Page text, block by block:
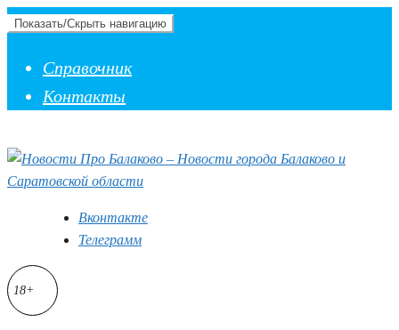
Показать/Скрыть навигацию
Справочник
Контакты
Вконтакте
Телеграмм
18+